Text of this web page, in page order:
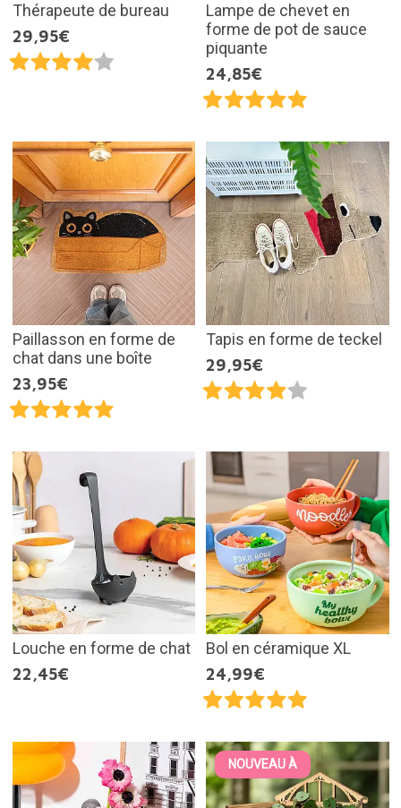
Thérapeute de bureau
29,95€
Lampe de chevet en
forme de pot de sauce
piquante
24,85€
Paillasson en forme de
chat dans une boîte
23,95€
Tapis en forme de teckel
29,95€
Louche en forme de chat
22,45€
Bol en céramique XL
24,99€
NOUVEAU À